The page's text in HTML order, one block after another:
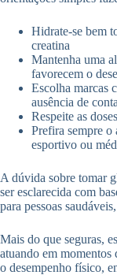
Hidrate-se bem
creatina
Mantenha uma
favorecem o
Escolha marcas
ausência de
Respeite as
Prefira sempre
esportivo ou
A dúvida sobre tomar
ser esclarecida com
para pessoas
Mais do que seguras,
atuando em
o desempenho físico,